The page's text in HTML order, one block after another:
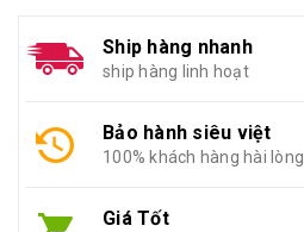
Ship hàng nhanh
ship hàng linh hoạt
Bảo hành siêu việt
100% khách hàng hài lòng
Giá Tốt